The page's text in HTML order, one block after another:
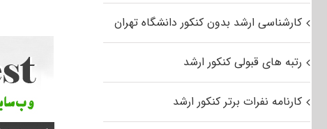
کارشناسی ارشد بدون کنکور دانشگاه تهران
رتبه های قبولی کنکور ارشد
کارنامه نفرات برتر کنکور ارشد